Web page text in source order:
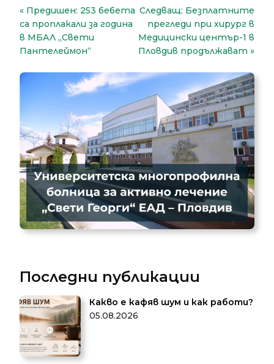
Навигация
Предишен: 253 бебета
са проплакали за година
в МБАЛ „Свети
Пантелеймон“
Следващ: Безплатните
прегледи при хирург в
Медицински център-1 в
Пловдив продължават
Последни публикации
Какво е кафяв шум и как работи?
05.08.2026